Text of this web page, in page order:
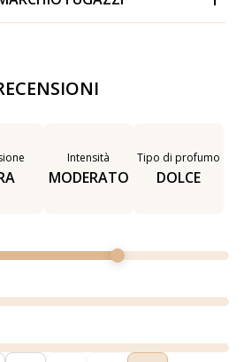
Intensità
MODERATO
Tipo di profumo
DOLCE